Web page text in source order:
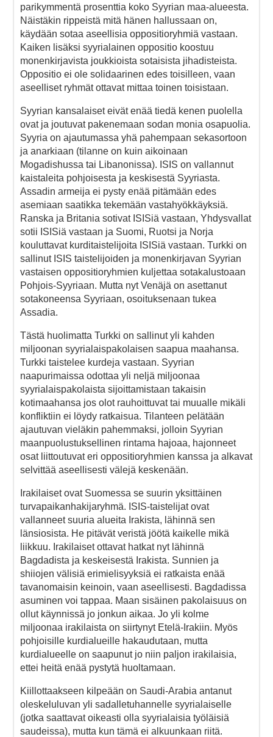
parikymmentä prosenttia koko Syyrian maa-alueesta.
Näistäkin rippeistä mitä hänen hallussaan on,
käydään sotaa aseellisia oppositioryhmiä vastaan.
Kaiken lisäksi syyrialainen oppositio koostuu
monenkirjavista joukkioista sotaisista jihadisteista.
Oppositio ei ole solidaarinen edes toisilleen, vaan
aseelliset ryhmät ottavat mittaa toinen toisistaan.
Syyrian kansalaiset eivät enää tiedä kenen puolella
ovat ja joutuvat pakenemaan sodan monia osapuolia.
Syyria on ajautumassa yhä pahempaan sekasortoon
ja anarkiaan (tilanne on kuin aikoinaan
Mogadishussa tai Libanonissa). ISIS on vallannut
kaistaleita pohjoisesta ja keskisestä Syyriasta.
Assadin armeija ei pysty enää pitämään edes
asemiaan saatikka tekemään vastahyökkäyksiä.
Ranska ja Britania sotivat ISISiä vastaan, Yhdysvallat
sotii ISISiä vastaan ja Suomi, Ruotsi ja Norja
kouluttavat kurditaistelijoita ISISiä vastaan. Turkki on
sallinut ISIS taistelijoiden ja monenkirjavan Syyrian
vastaisen oppositioryhmien kuljettaa sotakalustoaan
Pohjois-Syyriaan. Mutta nyt Venäjä on asettanut
sotakoneensa Syyriaan, osoituksenaan tukea
Assadia.
Tästä huolimatta Turkki on sallinut yli kahden
miljoonan syyrialaispakolaisen saapua maahansa.
Turkki taistelee kurdeja vastaan. Syyrian
naapurimaissa odottaa yli neljä miljoonaa
syyrialaispakolaista sijoittamistaan takaisin
kotimaahansa jos olot rauhoittuvat tai muualle mikäli
konfliktiin ei löydy ratkaisua. Tilanteen pelätään
ajautuvan vieläkin pahemmaksi, jolloin Syyrian
maanpuolustuksellinen rintama hajoaa, hajonneet
osat liittoutuvat eri oppositioryhmien kanssa ja alkavat
selvittää aseellisesti välejä keskenään.
Irakilaiset ovat Suomessa se suurin yksittäinen
turvapaikanhakijaryhmä. ISIS-taistelijat ovat
vallanneet suuria alueita Irakista, lähinnä sen
länsiosista. He pitävät veristä jöötä kaikelle mikä
liikkuu. Irakilaiset ottavat hatkat nyt lähinnä
Bagdadista ja keskeisestä Irakista. Sunnien ja
shiiojen välisiä erimielisyyksiä ei ratkaista enää
tavanomaisin keinoin, vaan aseellisesti. Bagdadissa
asuminen voi tappaa. Maan sisäinen pakolaisuus on
ollut käynnissä jo jonkun aikaa. Jo yli kolme
miljoonaa irakilaista on siirtynyt Etelä-Irakiin. Myös
pohjoisille kurdialueille hakaudutaan, mutta
kurdialueelle on saapunut jo niin paljon irakilaisia,
ettei heitä enää pystytä huoltamaan.
Kiillottaakseen kilpeään on Saudi-Arabia antanut
oleskeluluvan yli sadalletuhannelle syyrialaiselle
(jotka saattavat oikeasti olla syyrialaisia työläisiä
saudeissa), mutta kun tämä ei alkuunkaan riitä.